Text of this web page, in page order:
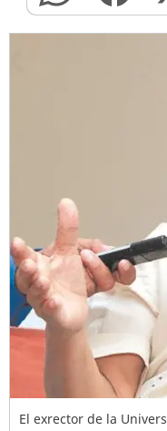
El exrector de la